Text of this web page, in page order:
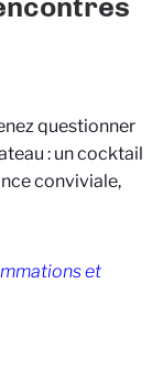
questionner
: un cocktail
conviviale,
et